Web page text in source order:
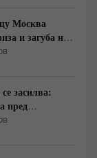
Москва
и загуба на
засилва:
пред